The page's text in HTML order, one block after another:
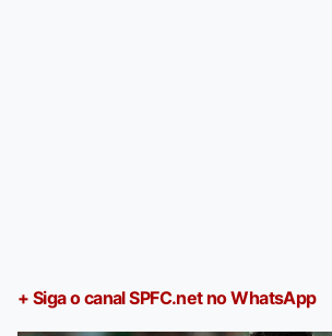
+ Siga o canal SPFC.net no WhatsApp